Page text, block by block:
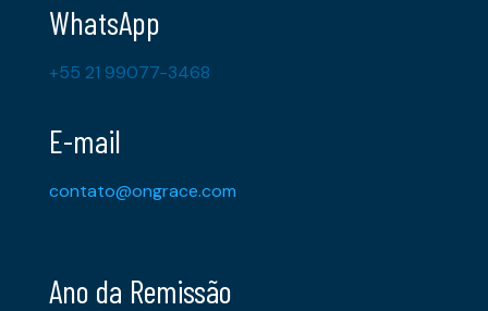
WhatsApp
+55 21 99077-3468
E-mail
contato@ongrace.com
Ano da Remissão